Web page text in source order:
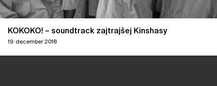
KOKOKO! – soundtrack zajtrajšej Kinshasy
19. december 2018